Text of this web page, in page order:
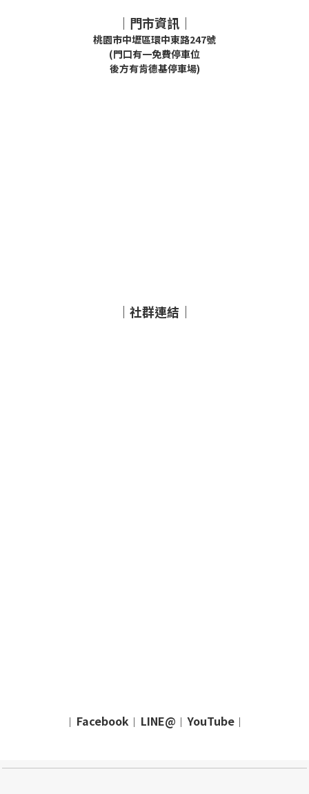
｜門市資訊｜
桃園市中壢區環中東路247號
(門口有一免費停車位
後方有肯德基停車場)
｜社群連結｜
｜ Facebook ｜ LINE@ ｜ YouTube ｜